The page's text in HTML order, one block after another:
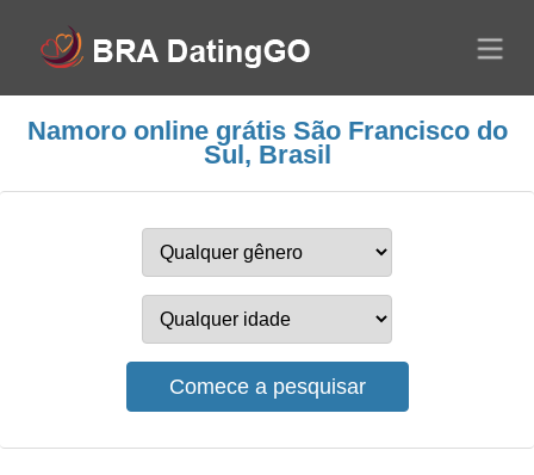
Namoro online grátis São Francisco do
Sul, Brasil